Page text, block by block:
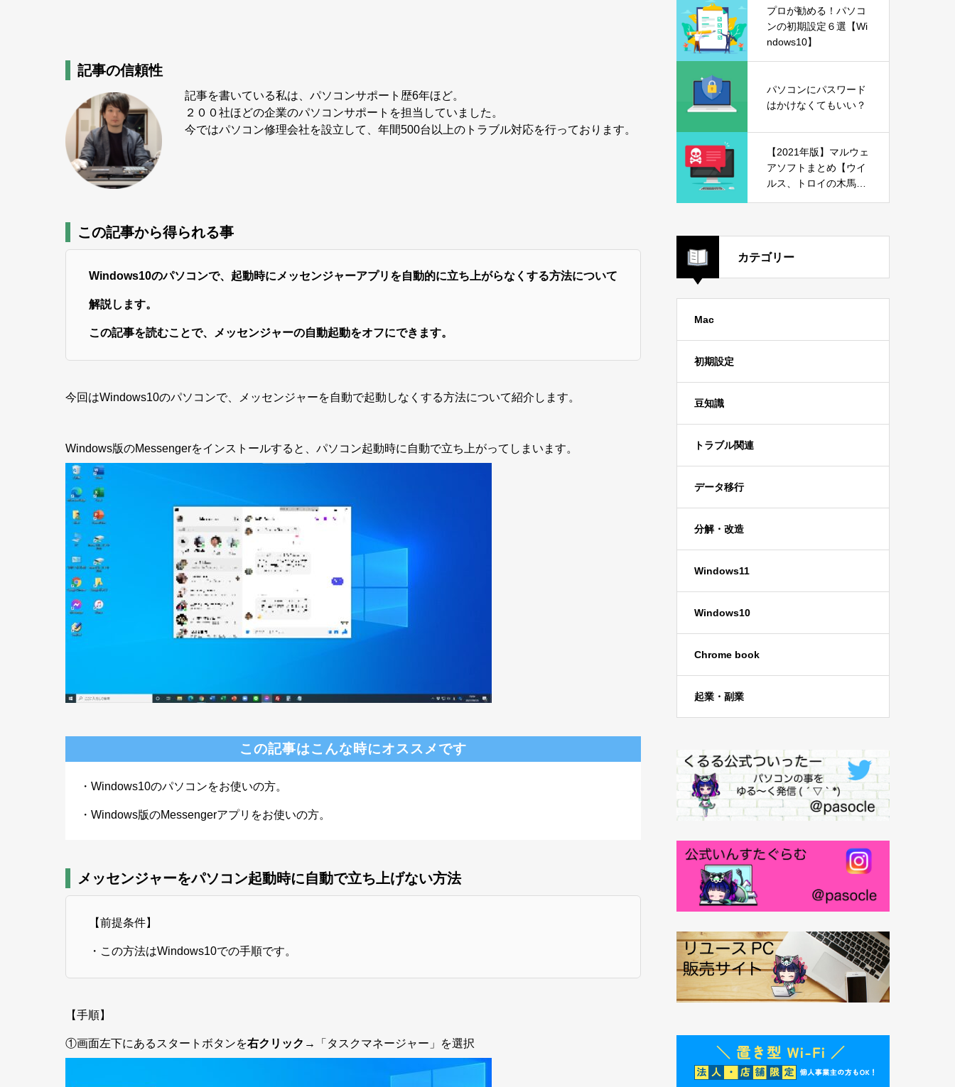
記事の信頼性
記事を書いている私は、パソコンサポート歴6年ほど。
２００社ほどの企業のパソコンサポートを担当していました。
今ではパソコン修理会社を設立して、年間500台以上のトラブル対応を行っております。
この記事から得られる事
Windows10のパソコンで、起動時にメッセンジャーアプリを自動的に立ち上がらなくする方法について
解説します。
この記事を読むことで、メッセンジャーの自動起動をオフにできます。
今回はWindows10のパソコンで、メッセンジャーを自動で起動しなくする方法について紹介します。
Windows版のMessengerをインストールすると、パソコン起動時に自動で立ち上がってしまいます。
この記事はこんな時にオススメです
・Windows10のパソコンをお使いの方。
・Windows版のMessengerアプリをお使いの方。
メッセンジャーをパソコン起動時に自動で立ち上げない方法
【前提条件】
・この方法はWindows10での手順です。
【手順】
①画面左下にあるスタートボタンを右クリック →「タスクマネージャー」を選択
プロが勧める！パソコ
ンの初期設定６選【Wi
ndows10】
パソコンにパスワード
はかけなくてもいい？
【2021年版】マルウェ
アソフトまとめ【ウイ
ルス、トロイの木馬、
カテゴリー
Mac
初期設定
豆知識
トラブル関連
データ移行
分解・改造
Windows11
Windows10
Chrome book
起業・副業